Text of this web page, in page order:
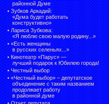
районной Думе
• Зубков Аркадий:
«Дума будет работать
конструктивно»
• Лариса Зубкова:
«Я люблю свою малую родину...»
• «Есть женщины
в русских селеньях...»
• Кинотеатр «Парус» —
лучший подарок к Юбилею города!
• Честный выбор
• «Честный выбор» – депутатское
объединение с таким названием
продолжает работу
в районной думе